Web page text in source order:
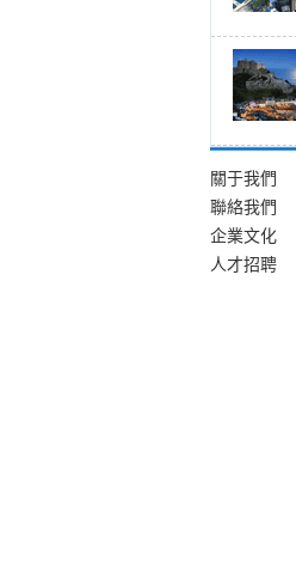
關于我們
聯絡我們
企業文化
人才招聘